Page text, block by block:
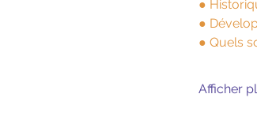
●
●
● Quels
Afficher